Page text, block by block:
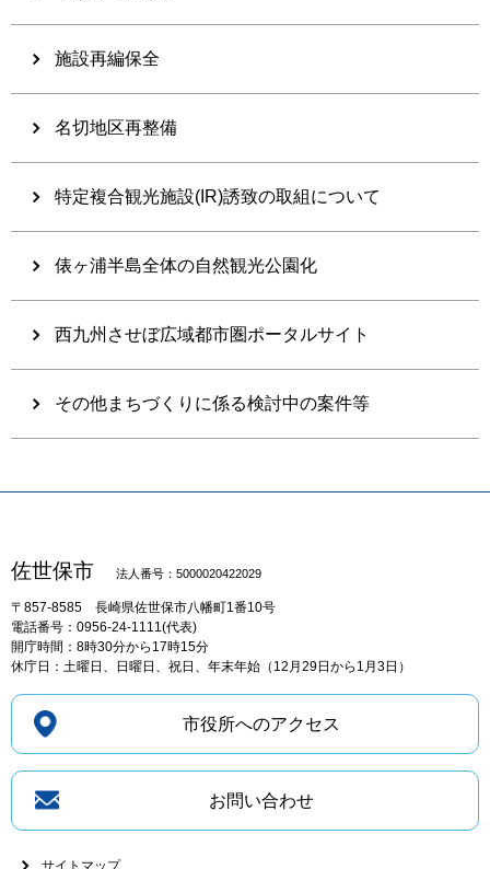
施設再編保全
名切地区再整備
特定複合観光施設(IR)誘致の取組について
俵ヶ浦半島全体の自然観光公園化
西九州させぼ広域都市圏ポータルサイト
その他まちづくりに係る検討中の案件等
佐世保市 法人番号：5000020422029
〒857-8585 長崎県佐世保市八幡町1番10号
電話番号：0956-24-1111(代表)
開庁時間：8時30分から17時15分
休庁日：土曜日、日曜日、祝日、年末年始（12月29日から1月3日）
市役所へのアクセス
お問い合わせ
サイトマップ